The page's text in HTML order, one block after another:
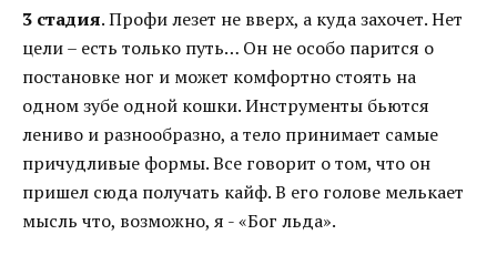
3 стадия. Профи лезет не вверх, а куда захочет. Нет
цели – есть только путь… Он не особо парится о
постановке ног и может комфортно стоять на
одном зубе одной кошки. Инструменты бьются
лениво и разнообразно, а тело принимает самые
причудливые формы. Все говорит о том, что он
пришел сюда получать кайф. В его голове мелькает
мысль что, возможно, я - «Бог льда».